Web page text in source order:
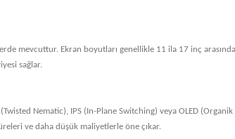
mevcuttur. Ekran boyutları genellikle 11 ila 17 inç
sağlar.
Nematic), IPS (In-Plane Switching) veya OLED
ve daha düşük maliyetlerle öne çıkar.